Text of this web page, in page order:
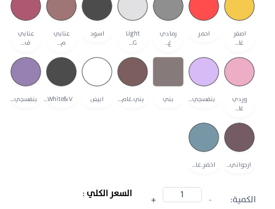
اصفر
غا...
احمر
رمادي
غ...
Light
G...
اسود
عنابي
م...
عنابي
ف...
وردي
غا...
بنفسجي... بني بني.غام... ابيض White&V... بنفسجي...
ارجواني... اخضر.غا...
الكمية: -
+ السعر الكلي: